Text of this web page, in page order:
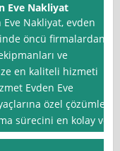
Eve Nakliyat
Nakliyat, evden
öncü firmalardan
ve
en kaliteli hizmeti
Evden Eve
özel çözümler
sürecini en kolay ve